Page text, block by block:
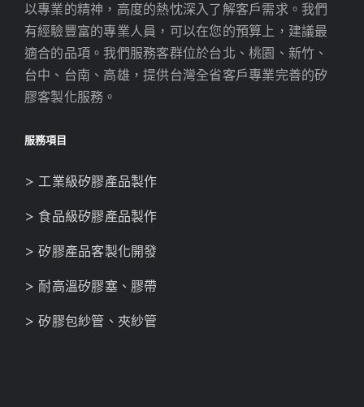
以專業的精神，高度的熱忱深入了解客戶需求。我們
有經驗豐富的專業人員，可以在您的預算上，建議最
適合的品項。我們服務客群位於台北、桃園、新竹、
台中、台南、高雄，提供台灣全省客戶專業完善的矽
膠客製化服務。
服務項目
> 工業級矽膠產品製作
> 食品級矽膠產品製作
> 矽膠產品客製化開發
> 耐高溫矽膠塞、膠帶
> 矽膠包紗管、夾紗管